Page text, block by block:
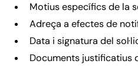
Motius específics de la
Adreça a efectes de
Data i signatura del
Documents justificatius